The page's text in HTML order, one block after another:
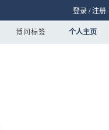
登录/注册
博问标签 个人主页